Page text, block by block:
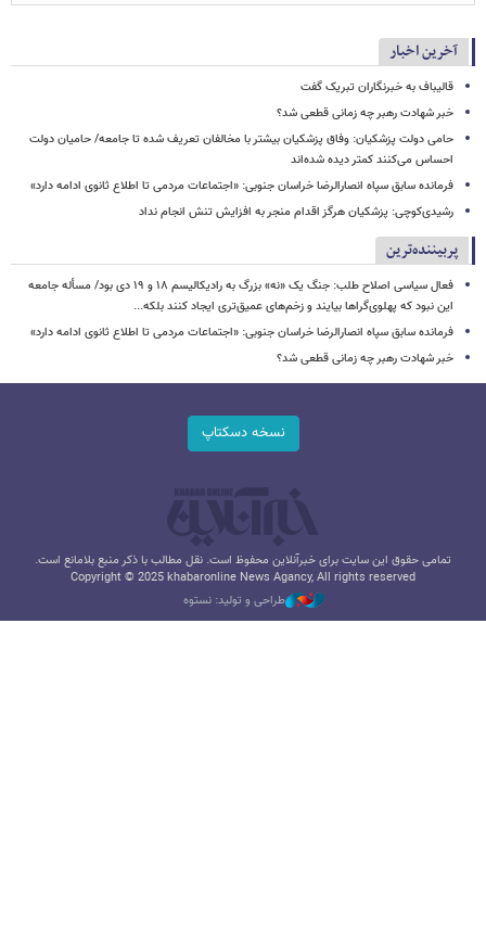
آخرین اخبار
قالیباف به خبرنگاران تبریک گفت
خبر شهادت رهبر چه زمانی قطعی شد؟
حامی دولت پزشکیان: وفاق پزشکیان بیشتر با مخالفان تعریف شده تا جامعه/ حامیان دولت
احساس می‌کنند کمتر دیده شده‌اند
فرمانده سابق سپاه انصارالرضا خراسان جنوبی: «اجتماعات مردمی تا اطلاع ثانوی ادامه دارد»
رشیدی‌کوچی: پزشکیان هرگز اقدام منجر به افزایش تنش انجام نداد
پربیننده‌ترین
فعال سیاسی اصلاح طلب: جنگ یک «نه» بزرگ به رادیکالیسم ۱۸ و ۱۹ دی بود/ مسأله جامعه
این نبود که پهلوی‌گراها بیایند و زخم‌های عمیق‌تری ایجاد کنند بلکه...
فرمانده سابق سپاه انصارالرضا خراسان جنوبی: «اجتماعات مردمی تا اطلاع ثانوی ادامه دارد»
خبر شهادت رهبر چه زمانی قطعی شد؟
نسخه دسکتاپ
تمامی حقوق این سایت برای خبرآنلاین محفوظ است. نقل مطالب با ذکر منبع بلامانع است.
Copyright © 2025 khabaronline News Agancy, All rights reserved
طراحی و تولید: نستوه